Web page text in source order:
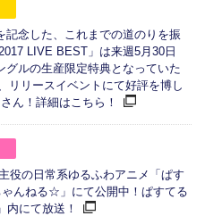
記念した、これまでの道のりを振
LIVE BEST」は来週5月30日
グルの生産限定特典となっていた
リリースイベントにて好評を博し
ん！詳細はこちら！
役の日常系ゆるふわアニメ「ぱす
んねる☆」にて公開中！ぱすてる
内にて放送！